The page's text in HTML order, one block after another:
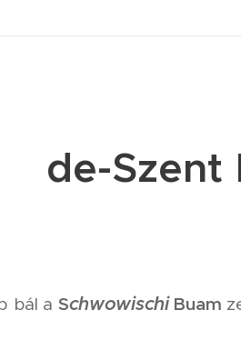
de-Szent
bál a SchwowischiBuam